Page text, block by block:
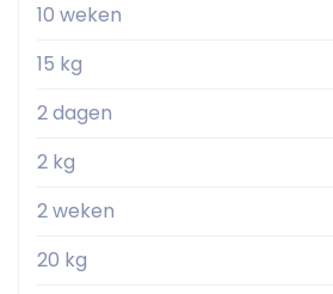
10 weken
15 kg
2 dagen
2 kg
2 weken
20 kg